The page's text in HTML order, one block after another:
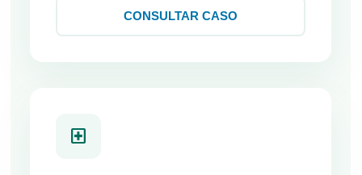
CONSULTAR CASO
local_hospital